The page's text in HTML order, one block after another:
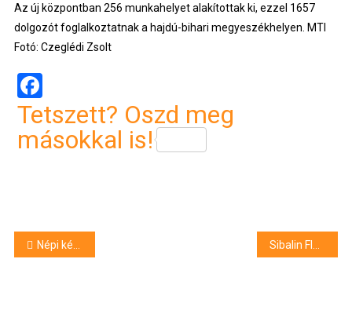
Az új központban 256 munkahelyet alakítottak ki, ezzel 1657
dolgozót foglalkoztatnak a hajdú-bihari megyeszékhelyen. MTI
Fotó: Czeglédi Zsolt
Facebook
Tetszett? Oszd meg
másokkal is!
Bejegyzés
Népi kézműves értékek fesztiválja Debrecenben